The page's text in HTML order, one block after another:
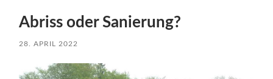
Abriss oder Sanierung?
28. APRIL 2022